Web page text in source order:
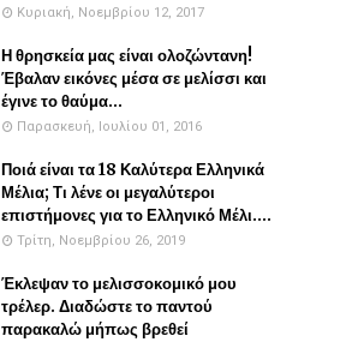
Κυριακή, Νοεμβρίου 12, 2017
Η θρησκεία μας είναι ολοζώντανη!
Έβαλαν εικόνες μέσα σε μελίσσι και
έγινε το θαύμα...
Παρασκευή, Ιουλίου 01, 2016
Ποιά είναι τα 18 Καλύτερα Ελληνικά
Μέλια; Τι λένε οι μεγαλύτεροι
επιστήμονες για το Ελληνικό Μέλι....
Τρίτη, Νοεμβρίου 26, 2019
Έκλεψαν το μελισσοκομικό μου
τρέλερ. Διαδώστε το παντού
παρακαλώ μήπως βρεθεί